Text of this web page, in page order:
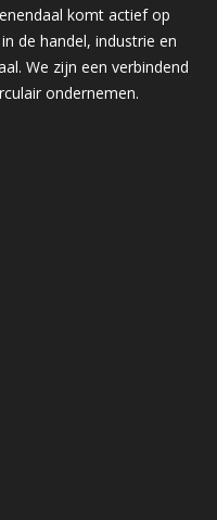
komt actief op
de handel, industrie en
We zijn een verbindend
ondernemen.